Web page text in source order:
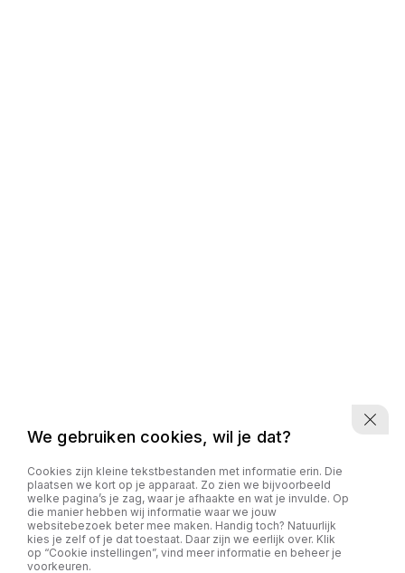
We gebruiken cookies, wil je dat?
Cookies zijn kleine tekstbestanden met informatie erin. Die
plaatsen we kort op je apparaat. Zo zien we bijvoorbeeld
welke pagina’s je zag, waar je afhaakte en wat je invulde. Op
die manier hebben wij informatie waar we jouw
websitebezoek beter mee maken. Handig toch? Natuurlijk
kies je zelf of je dat toestaat. Daar zijn we eerlijk over. Klik
op “Cookie instellingen”, vind meer informatie en beheer je
voorkeuren.